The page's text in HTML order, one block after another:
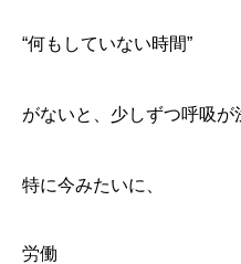
“何もしていない時間”
がないと、少しずつ呼吸が
特に今みたいに、
労働